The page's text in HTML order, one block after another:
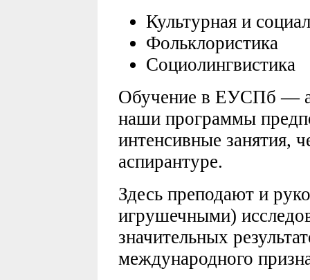
Культурная и
Фольклористика
Социолингвистика
Обучение в ЕУСПб —
наши программы
интенсивные занятия,
аспирантуре.
Здесь преподают и
игрушечными)
значительных
международного